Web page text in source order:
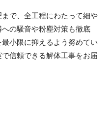
で、全工程にわたって細や
の騒音や粉塵対策も徹底
小限に抑えるよう努めてい
信頼できる解体工事をお届